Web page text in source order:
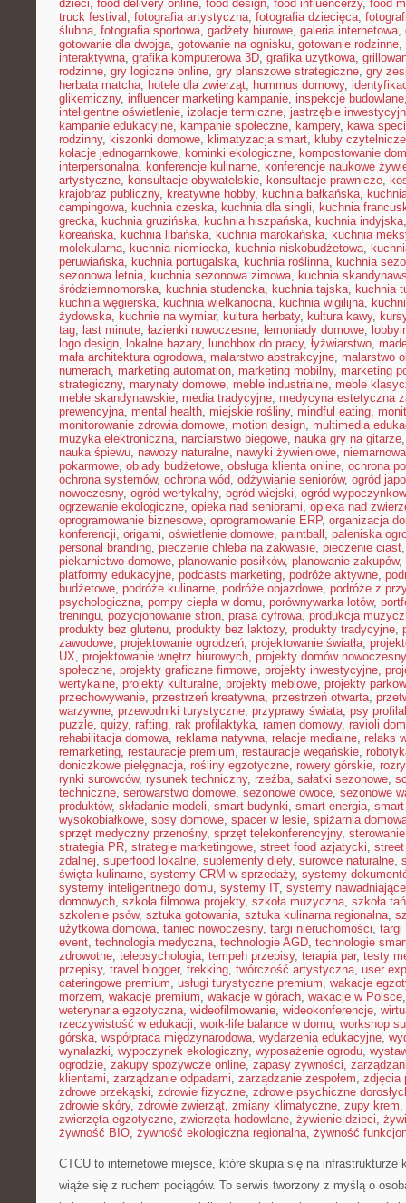
dzieci, food delivery online, food design, food influencerzy, food
truck festival , fotografia artystyczna, fotografia dziecięca,
ślubna, fotografia sportowa, gadżety biurowe, galeria internetowa,
gotowanie dla dwojga, gotowanie na ognisku, gotowanie rodzinne,
interaktywna, grafika komputerowa 3D, grafika użytkowa,
rodzinne, gry logiczne online, gry planszowe strategiczne, gry
herbata matcha, hotele dla zwierząt, hummus domowy,
glikemiczny, influencer marketing kampanie, inspekcje budowlane
inteligentne oświetlenie, izolacje termiczne, jastrzębie
kampanie edukacyjne, kampanie społeczne, kampery, kawa
rodzinny, kiszonki domowe, klimatyzacja smart, kluby czytelnicze
kolacje jednogarnkowe, kominki ekologiczne, kompostowanie
interpersonalna, konferencje kulinarne, konferencje naukowe
artystyczne, konsultacje obywatelskie, konsultacje prawnicze,
krajobraz publiczny, kreatywne hobby, kuchnia bałkańska,
campingowa, kuchnia czeska, kuchnia dla singli, kuchnia
grecka, kuchnia gruzińska, kuchnia hiszpańska, kuchnia indyjska
koreańska, kuchnia libańska, kuchnia marokańska, kuchnia
molekularna, kuchnia niemiecka, kuchnia niskobudżetowa,
peruwiańska, kuchnia portugalska, kuchnia roślinna, kuchnia
sezonowa letnia, kuchnia sezonowa zimowa, kuchnia
śródziemnomorska, kuchnia studencka, kuchnia tajska, kuchnia
kuchnia węgierska, kuchnia wielkanocna, kuchnia wigilijna,
żydowska, kuchnie na wymiar, kultura herbaty, kultura kawy,
tag, last minute, łazienki nowoczesne, lemoniady domowe,
logo design, lokalne bazary, lunchbox do pracy, łyżwiarstwo,
mała architektura ogrodowa, malarstwo abstrakcyjne, malarstwo
numerach, marketing automation, marketing mobilny, marketing
strategiczny, marynaty domowe, meble industrialne, meble
meble skandynawskie, media tradycyjne, medycyna estetyczna
prewencyjna, mental health, miejskie rośliny, mindful eating,
monitorowanie zdrowia domowe, motion design, multimedia
muzyka elektroniczna, narciarstwo biegowe, nauka gry na gitarze
nauka śpiewu, nawozy naturalne, nawyki żywieniowe,
pokarmowe, obiady budżetowe, obsługa klienta online, ochrona
ochrona systemów, ochrona wód, odżywianie seniorów, ogród
nowoczesny, ogród wertykalny, ogród wiejski, ogród
ogrzewanie ekologiczne, opieka nad seniorami, opieka nad
oprogramowanie biznesowe, oprogramowanie ERP, organizacja
konferencji, origami, oświetlenie domowe, paintball , paleniska
personal branding, pieczenie chleba na zakwasie, pieczenie ciast
piekarnictwo domowe, planowanie posiłków, planowanie zakupów,
platformy edukacyjne, podcasts marketing, podróże aktywne,
budżetowe, podróże kulinarne, podróże objazdowe, podróże z
psychologiczna, pompy ciepła w domu, porównywarka lotów,
treningu, pozycjonowanie stron, prasa cyfrowa, produkcja
produkty bez glutenu, produkty bez laktozy, produkty tradycyjne,
zawodowe, projektowanie ogrodzeń, projektowanie światła,
UX, projektowanie wnętrz biurowych, projekty domów
społeczne, projekty graficzne firmowe, projekty inwestycyjne,
wertykalne, projekty kulturalne, projekty meblowe, projekty
przechowywanie, przestrzeń kreatywna, przestrzeń otwarta,
warzywne, przewodniki turystyczne, przyprawy świata, psy
puzzle, quizy, rafting, rak profilaktyka, ramen domowy, ravioli
rehabilitacja domowa, reklama natywna, relacje medialne, relaks
remarketing, restauracje premium, restauracje wegańskie,
doniczkowe pielęgnacja, rośliny egzotyczne, rowery górskie,
rynki surowców, rysunek techniczny, rzeźba, sałatki sezonowe,
techniczne, serowarstwo domowe, sezonowe owoce, sezonowe
produktów, składanie modeli, smart budynki, smart energia,
wysokobiałkowe, sosy domowe, spacer w lesie, spiżarnia
sprzęt medyczny przenośny, sprzęt telekonferencyjny,
strategia PR, strategie marketingowe, street food azjatycki, street
zdalnej, superfood lokalne, suplementy diety, surowce naturalne,
święta kulinarne, systemy CRM w sprzedaży, systemy
systemy inteligentnego domu, systemy IT, systemy nawadniające
domowych, szkoła filmowa projekty, szkoła muzyczna, szkoła
szkolenie psów, sztuka gotowania, sztuka kulinarna regionalna,
użytkowa domowa, taniec nowoczesny, targi nieruchomości, targi
event, technologia medyczna, technologie AGD, technologie
zdrowotne, telepsychologia, tempeh przepisy, terapia par, testy
przepisy, travel blogger, trekking, twórczość artystyczna, user
cateringowe premium, usługi turystyczne premium, wakacje
morzem, wakacje premium, wakacje w górach, wakacje w Polsce
weterynaria egzotyczna, wideofilmowanie, wideokonferencje,
rzeczywistość w edukacji, work-life balance w domu, workshop
górska, współpraca międzynarodowa, wydarzenia edukacyjne,
wynalazki, wypoczynek ekologiczny, wyposażenie ogrodu,
ogrodzie, zakupy spożywcze online, zapasy żywności,
klientami, zarządzanie odpadami, zarządzanie zespołem, zdjęcia
zdrowe przekąski, zdrowie fizyczne, zdrowie psychiczne
zdrowie skóry, zdrowie zwierząt, zmiany klimatyczne, zupy krem,
zwierzęta egzotyczne, zwierzęta hodowlane, żywienie dzieci,
żywność BIO, żywność ekologiczna regionalna, żywność
CTCU to internetowe miejsce, które skupia się na infrastrukturze
wiąże się z ruchem pociągów. To serwis tworzony z myślą o